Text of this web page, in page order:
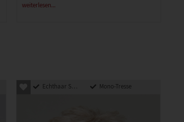
weiterlesen...
Echthaar Synthetik Mix Mono-Tresse